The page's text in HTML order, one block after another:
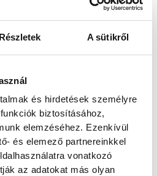
Részletek A sütikről
és hirdetések személyre
biztosításához,
elemzéséhez. Ezenkívül
és elemező partnereinkkel
vonatkozó
az adatokat más olyan